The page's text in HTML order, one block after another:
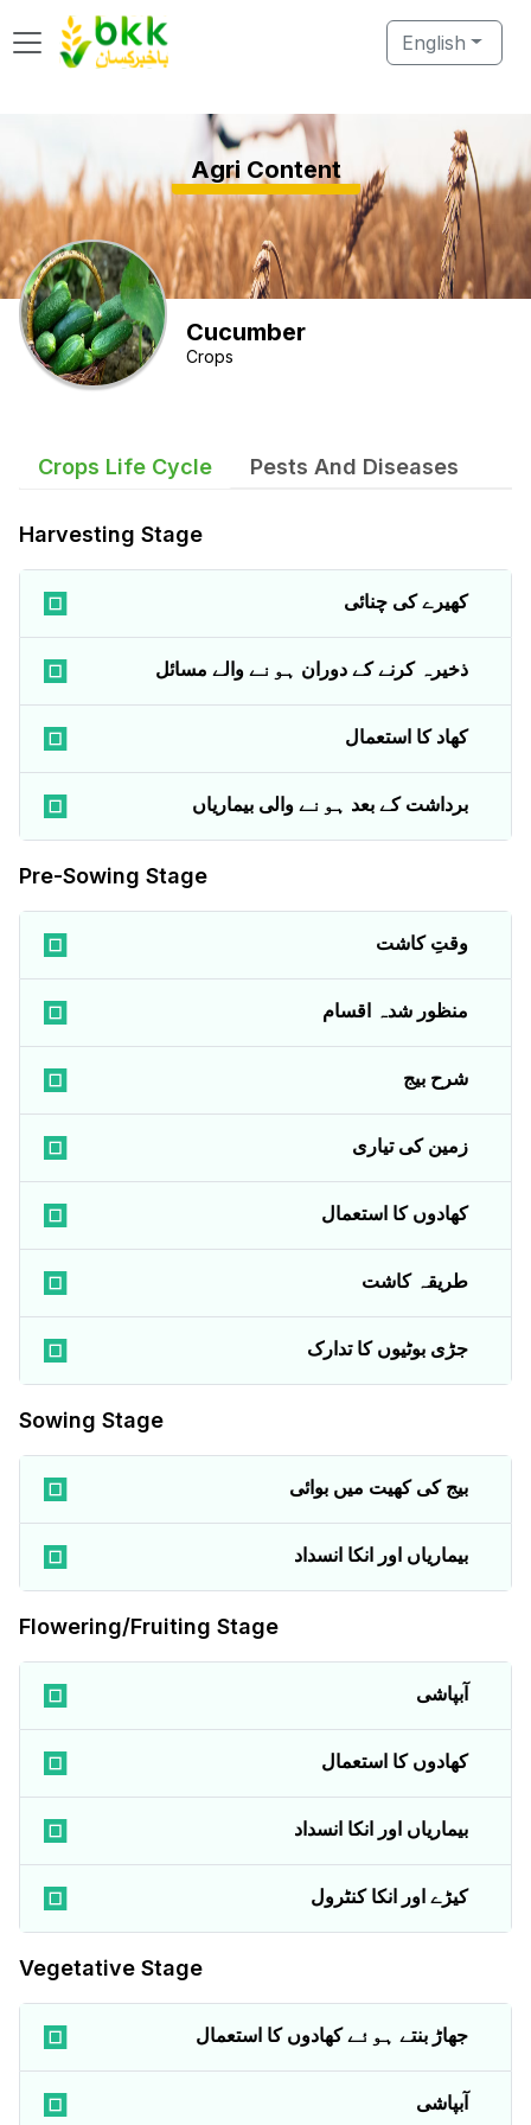
English
Agri Content
Cucumber
Crops
Crops Life Cycle Pests And Diseases
Harvesting Stage
کھیرے کی چنائی
ذخیرہ کرنے کے دوران ہونے والے مسائل
کھاد کا استعمال
برداشت کے بعد ہونے والی بیماریاں
Pre-Sowing Stage
وقتِ کاشت
منظور شدہ اقسام
شرح بیج
زمین کی تیاری
کھادوں کا استعمال
طریقہ کاشت
جڑی بوٹیوں کا تدارک
Sowing Stage
بیج کی کھیت میں بوائی
بیماریاں اور انکا انسداد
Flowering/Fruiting Stage
آبپاشی
کھادوں کا استعمال
بیماریاں اور انکا انسداد
کیڑے اور انکا کنٹرول
Vegetative Stage
جھاڑ بنتے ہوئے کھادوں کا استعمال
آبپاشی